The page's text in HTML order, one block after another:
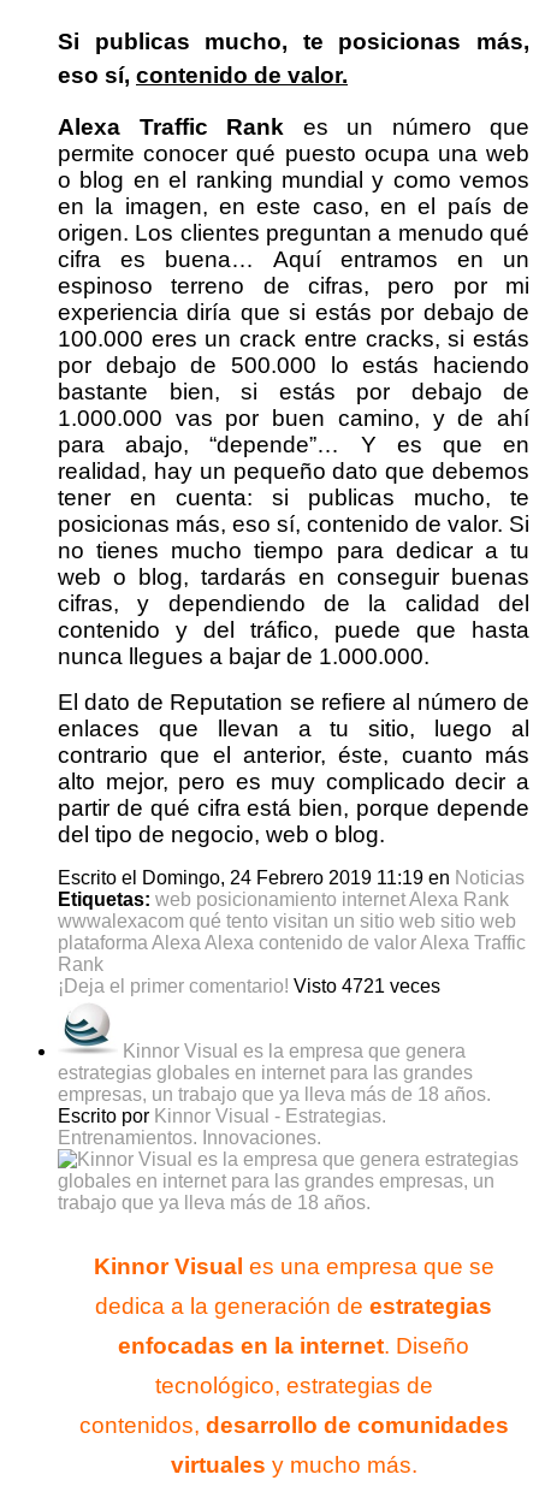
Si publicas mucho, te posicionas más,
eso sí, contenido de valor.
Alexa Traffic Rank es un número que
permite conocer qué puesto ocupa una web
o blog en el ranking mundial y como vemos
en la imagen, en este caso, en el país de
origen. Los clientes preguntan a menudo qué
cifra es buena… Aquí entramos en un
espinoso terreno de cifras, pero por mi
experiencia diría que si estás por debajo de
100.000 eres un crack entre cracks, si estás
por debajo de 500.000 lo estás haciendo
bastante bien, si estás por debajo de
1.000.000 vas por buen camino, y de ahí
para abajo, “depende”… Y es que en
realidad, hay un pequeño dato que debemos
tener en cuenta: si publicas mucho, te
posicionas más, eso sí, contenido de valor. Si
no tienes mucho tiempo para dedicar a tu
web o blog, tardarás en conseguir buenas
cifras, y dependiendo de la calidad del
contenido y del tráfico, puede que hasta
nunca llegues a bajar de 1.000.000.
El dato de Reputation se refiere al número de
enlaces que llevan a tu sitio, luego al
contrario que el anterior, éste, cuanto más
alto mejor, pero es muy complicado decir a
partir de qué cifra está bien, porque depende
del tipo de negocio, web o blog.
Escrito el Domingo, 24 Febrero 2019 11:19 en Noticias
Etiquetas: web posicionamiento internetAlexa Rank
wwwalexacom qué tento visitan un sitio web sitio web
plataforma Alexa Alexa contenido de valorAlexa Traffic
Rank
¡Deja el primer comentario! Visto 4721 veces
Kinnor Visual es la empresa que genera
estrategias globales en internet para las grandes
empresas, un trabajo que ya lleva más de 18 años.
Escrito por Kinnor Visual - Estrategias.
Entrenamientos. Innovaciones.
Kinnor Visual es una empresa que se
dedica a la generación de estrategias
enfocadas en la internet. Diseño
tecnológico, estrategias de
contenidos, desarrollo de comunidades
virtuales y mucho más.